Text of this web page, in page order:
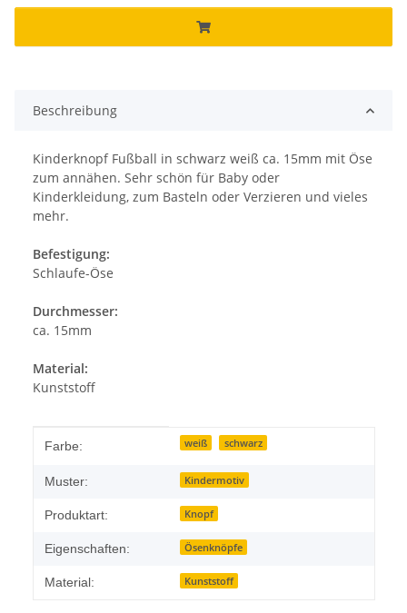
Beschreibung
Kinderknopf Fußball in schwarz weiß ca. 15mm mit Öse
zum annähen. Sehr schön für Baby oder
Kinderkleidung, zum Basteln oder Verzieren und vieles
mehr.
Befestigung:
Schlaufe-Öse
Durchmesser:
ca. 15mm
Material:
Kunststoff
Produkteigenschaft
Wert
Farbe: weiß schwarz
Muster: Kindermotiv
Produktart: Knopf
Eigenschaften: Ösenknöpfe
Material: Kunststoff